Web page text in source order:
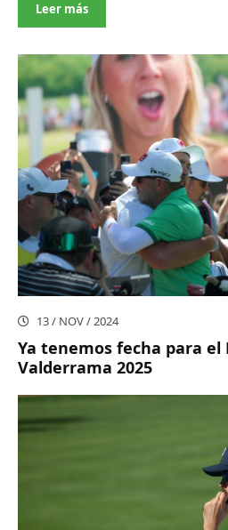
Leer más
13 / NOV / 2024
Ya tenemos fecha para el
Valderrama 2025